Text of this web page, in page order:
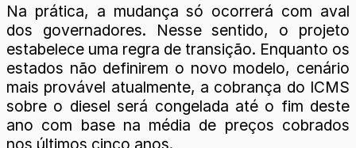
Na prática, a mudança só ocorrerá com aval
dos governadores. Nesse sentido, o projeto
estabelece uma regra de transição. Enquanto os
estados não definirem o novo modelo, cenário
mais provável atualmente, a cobrança do ICMS
sobre o diesel será congelada até o fim deste
ano com base na média de preços cobrados
nos últimos cinco anos.